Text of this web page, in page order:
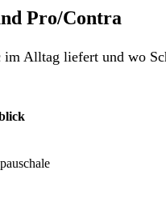
Pro/Contra
im Alltag liefert und wo